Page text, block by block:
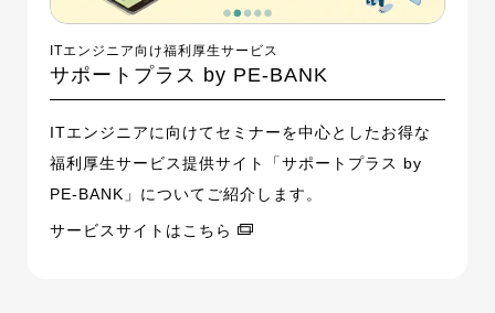
ITエンジニア向け福利厚生サービス
サポートプラス by PE-BANK
ITエンジニアに向けてセミナーを中心としたお得な
福利厚生サービス提供サイト「サポートプラス by
PE-BANK」についてご紹介します。
サービスサイトはこちら